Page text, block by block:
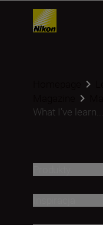
What I’ve learn...